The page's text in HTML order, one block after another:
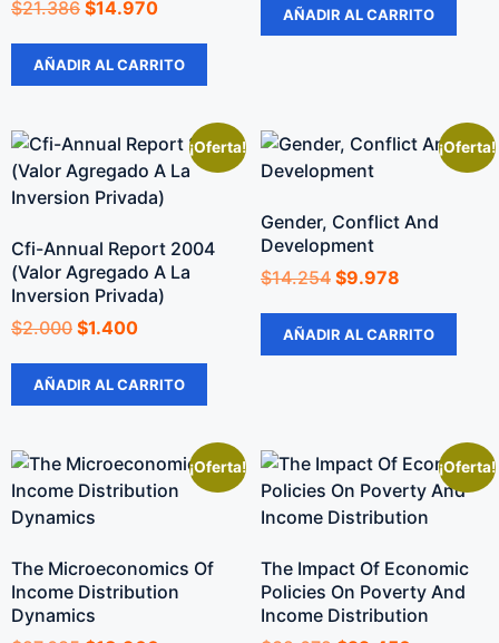
$21.386 $14.970
AÑADIR AL CARRITO
AÑADIR AL CARRITO
¡Oferta!
Cfi-Annual Report 2004
(Valor Agregado A La
Inversion Privada)
$2.000 $1.400
AÑADIR AL CARRITO
¡Oferta!
Gender, Conflict And
Development
$14.254 $9.978
AÑADIR AL CARRITO
¡Oferta!
The Microeconomics Of
Income Distribution
Dynamics
¡Oferta!
The Impact Of Economic
Policies On Poverty And
Income Distribution